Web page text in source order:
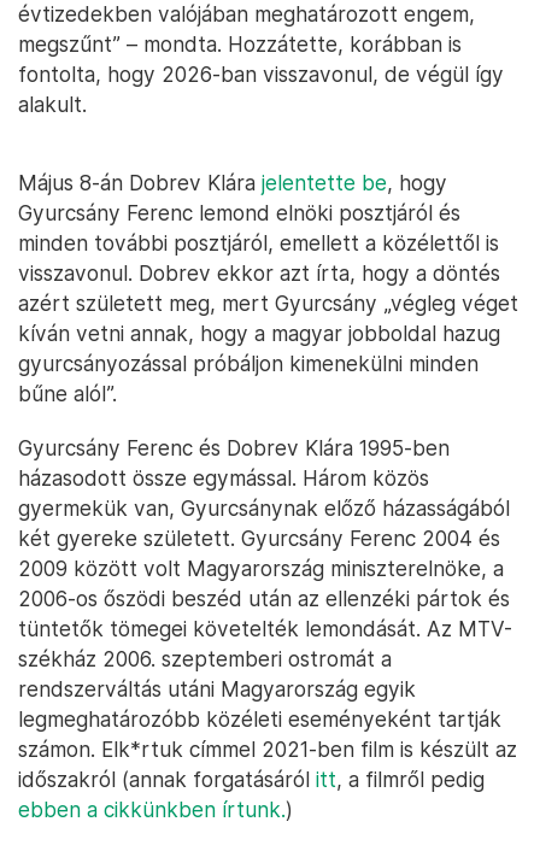
évtizedekben valójában meghatározott engem,
megszűnt” – mondta. Hozzátette, korábban is
fontolta, hogy 2026-ban visszavonul, de végül így
alakult.
Május 8-án Dobrev Klára jelentette be, hogy
Gyurcsány Ferenc lemond elnöki posztjáról és
minden további posztjáról, emellett a közélettől is
visszavonul. Dobrev ekkor azt írta, hogy a döntés
azért született meg, mert Gyurcsány „végleg véget
kíván vetni annak, hogy a magyar jobboldal hazug
gyurcsányozással próbáljon kimenekülni minden
bűne alól”.
Gyurcsány Ferenc és Dobrev Klára 1995-ben
házasodott össze egymással. Három közös
gyermekük van, Gyurcsánynak előző házasságából
két gyereke született. Gyurcsány Ferenc 2004 és
2009 között volt Magyarország miniszterelnöke, a
2006-os őszödi beszéd után az ellenzéki pártok és
tüntetők tömegei követelték lemondását. Az MTV-
székház 2006. szeptemberi ostromát a
rendszerváltás utáni Magyarország egyik
legmeghatározóbb közéleti eseményeként tartják
számon. Elk*rtuk címmel 2021-ben film is készült az
időszakról (annak forgatásáról itt, a filmről pedig
ebben a cikkünkben írtunk.)